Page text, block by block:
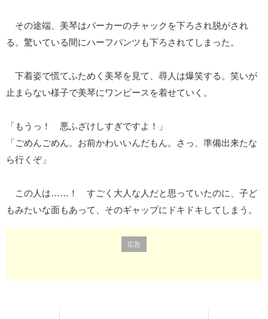
その途端、美琴はパーカーのチャックを下ろされ脱がされ
る。驚いている間にハーフパンツも下ろされてしまった。
下着姿で慌てふためく美琴を見て、尋人は爆笑する。笑いが
止まらない様子で美琴にワンピースを着せていく。
「もうっ！ 悪ふざけしすぎですよ！」
「ごめんごめん。お前かわいいんだもん。さっ、準備出来たな
ら行くぞ」
この人は……！ すごく大人な人だと思っていたのに、子ど
もみたいな面もあって、そのギャップにドキドキしてしまう。
広告